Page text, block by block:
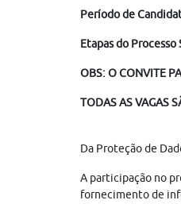
Período de
Etapas do
OBS: O CONVITE
TODAS AS VAGAS
Da Proteção de
A participação no
fornecimento de